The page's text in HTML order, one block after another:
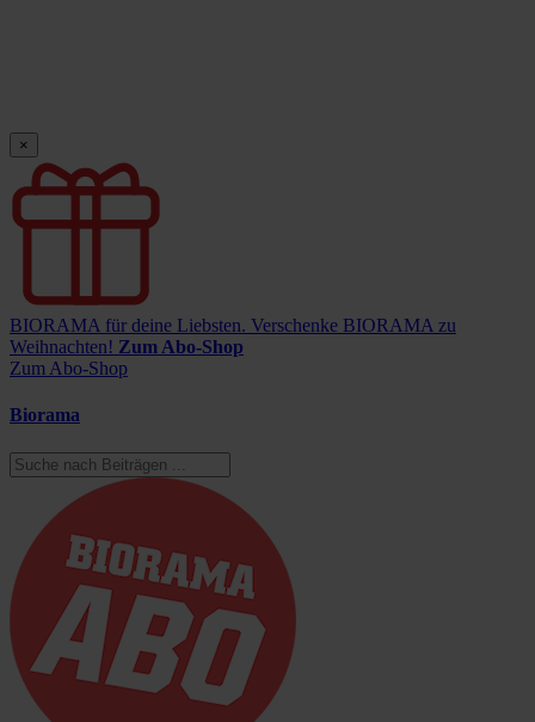
×
BIORAMA für deine Liebsten. Verschenke BIORAMA zu
Weihnachten! Zum Abo-Shop
Zum Abo-Shop
Biorama